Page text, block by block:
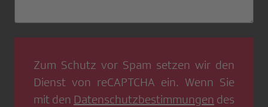
Zum Schutz vor Spam setzen wir den
Dienst von reCAPTCHA ein. Wenn Sie
mit den Datenschutzbestimmungen des